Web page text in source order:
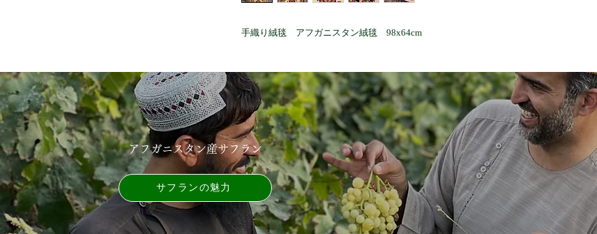
手織り絨毯 アフガニスタン絨毯 98x64cm
アフガニスタン産サフラン
サフランの魅力